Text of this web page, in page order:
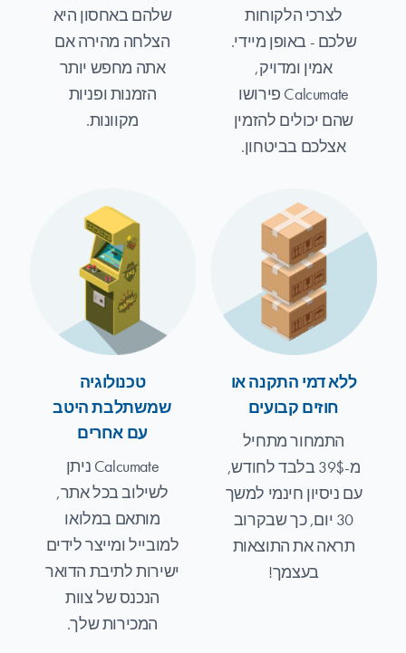
לצרכי הלקוחות
שלכם - באופן מיידי.
אמין ומדויק,
Calcumate פירושו
שהם יכולים להזמין
אצלכם בביטחון.
שלהם באחסון היא
הצלחה מהירה אם
אתה מחפש יותר
הזמנות ופניות
מקוונות.
ללא דמי התקנה או
חוזים קבועים
התמחור מתחיל
מ-39$ בלבד לחודש,
עם ניסיון חינמי למשך
30 יום, כך שבקרוב
תראה את התוצאות
בעצמך!
טכנולוגיה
שמשתלבת היטב
עם אחרים
Calcumate ניתן
לשילוב בכל אתר,
מותאם במלואו
למובייל ומייצר לידים
ישירות לתיבת הדואר
הנכנס של צוות
המכירות שלך.